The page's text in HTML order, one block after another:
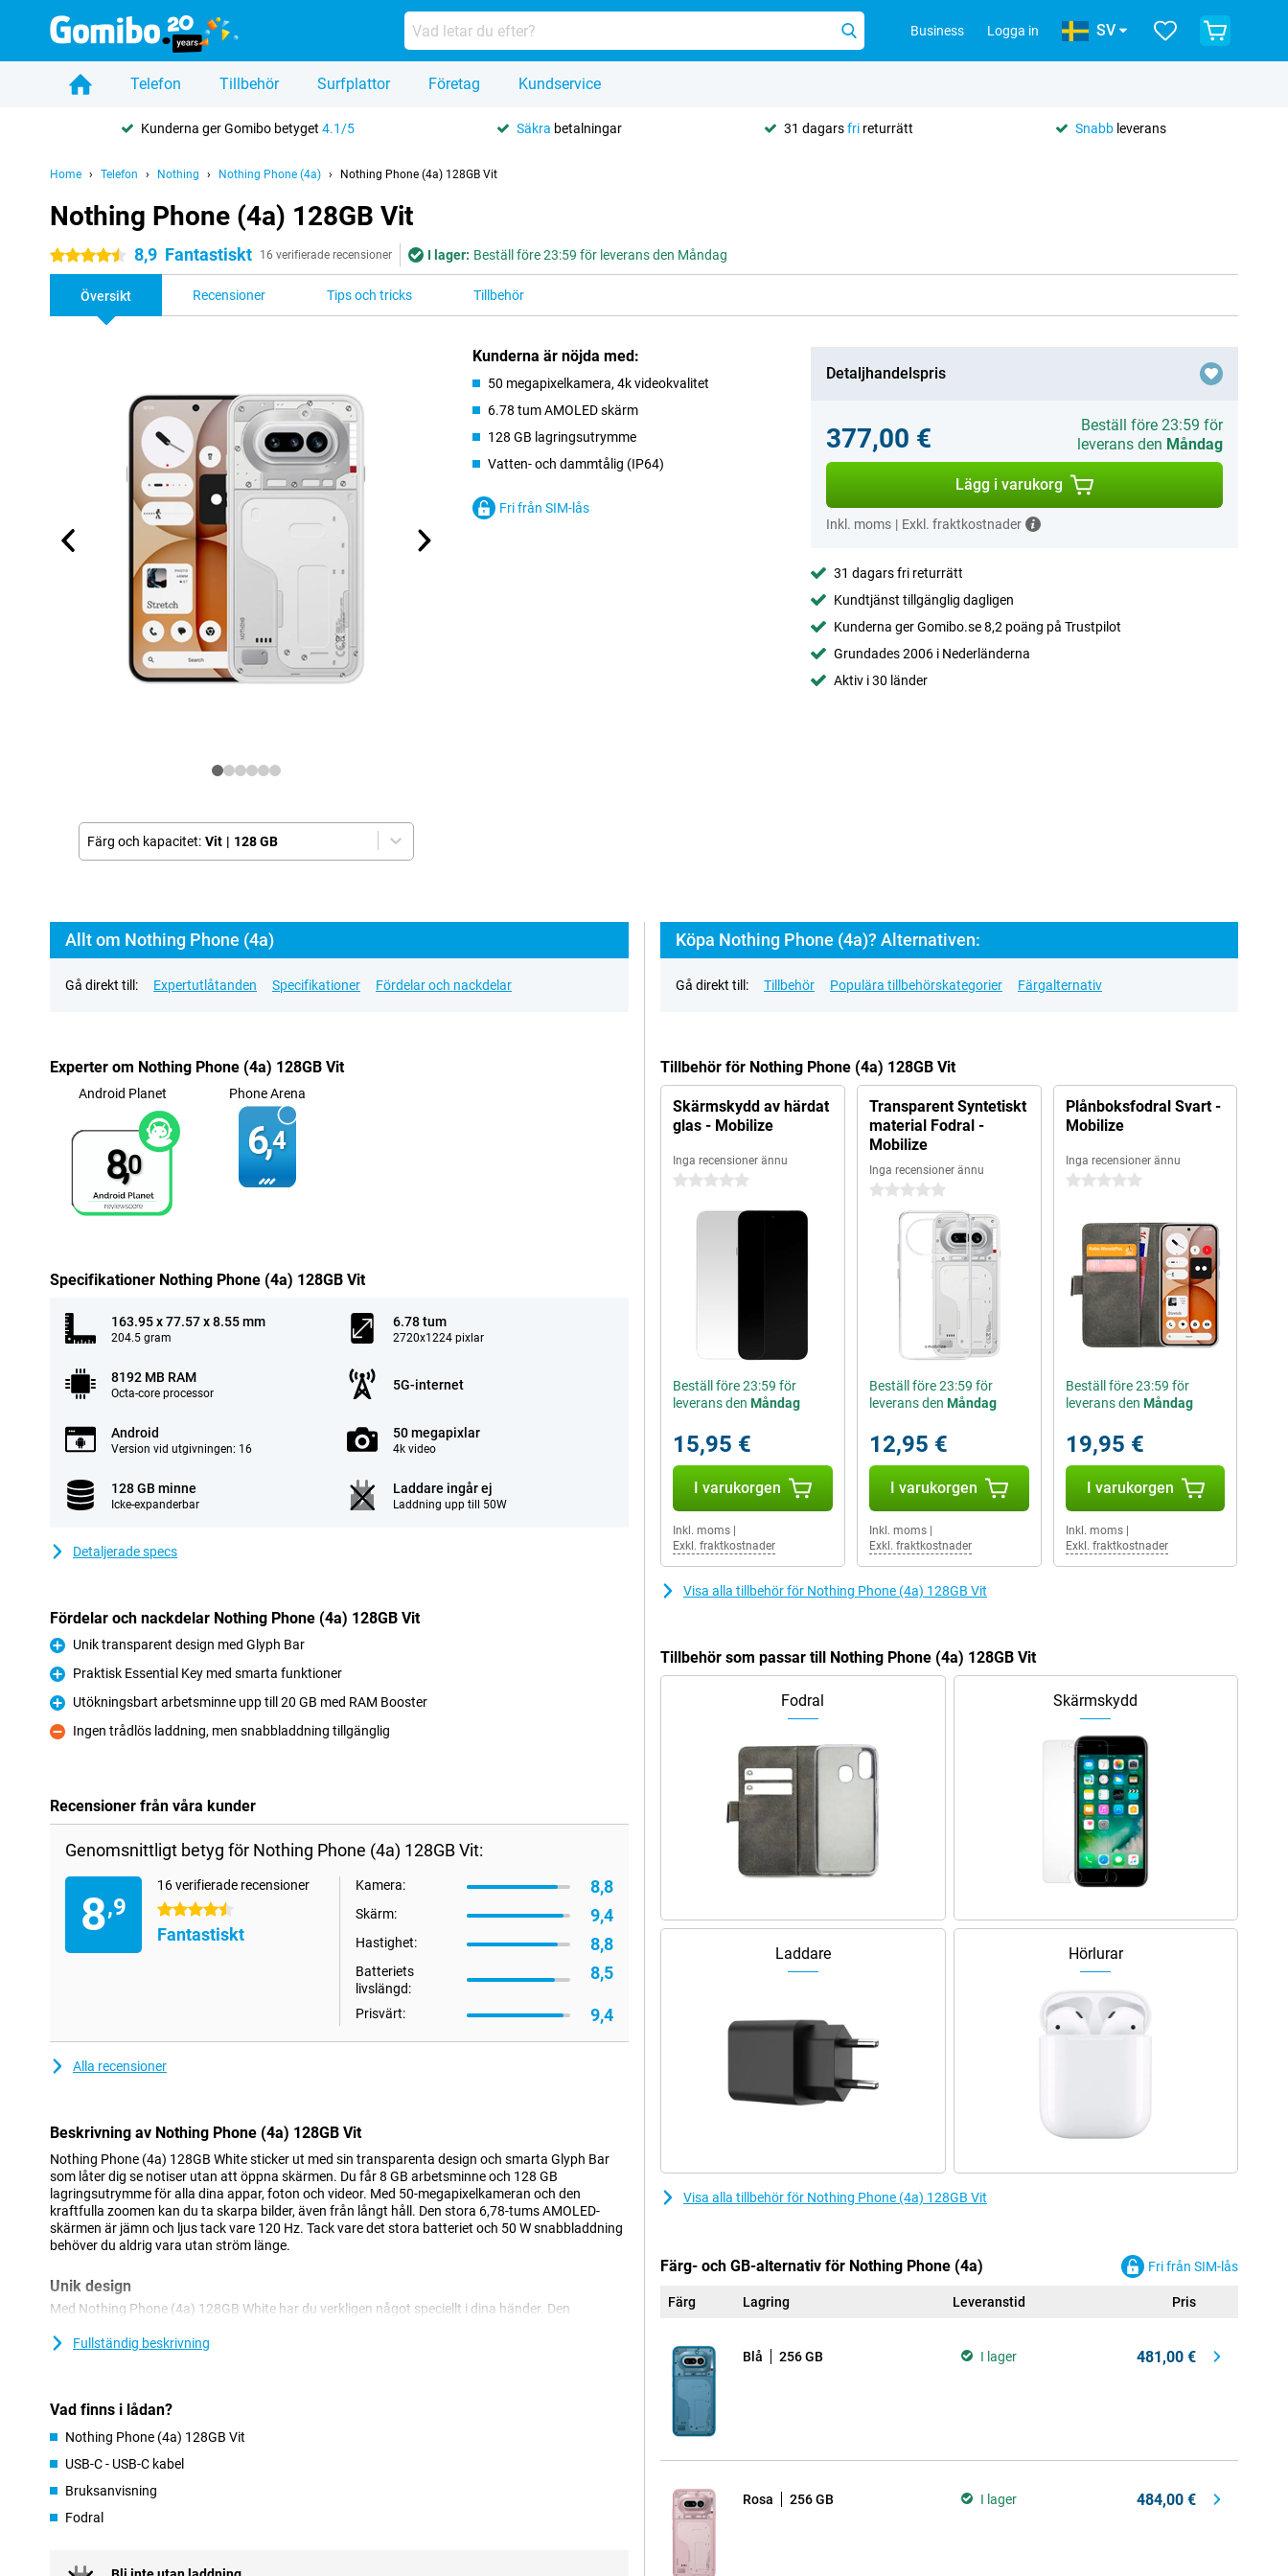
Business Logga in SV
Telefon Tillbehör Surfplattor Företag Kundservice
Kunderna ger Gomibo betyget 4.1/5 Säkra betalningar 31 dagarsfri returrätt Snabb leverans
Home Telefon Nothing Nothing Phone (4a) Nothing Phone (4a) 128GB Vit
Nothing Phone (4a) 128GB Vit
4.5 stjärnor 8,9 Fantastiskt 16 verifierade recensioner I lager: Beställ före 23:59 för leverans den Måndag
Översikt Recensioner Tips och tricks Tillbehör
Färg och kapacitet: Vit | 128 GB
Kunderna är nöjda med:
50 megapixelkamera, 4k videokvalitet
6.78 tum AMOLED skärm
128 GB lagringsutrymme
Vatten- och dammtålig (IP64)
Fri från SIM-lås
Detaljhandelspris
377,00 €
Beställ före 23:59 för
leverans den Måndag
Lägg i varukorg
Inkl. moms | Exkl. fraktkostnader
31 dagars fri returrätt
Kundtjänst tillgänglig dagligen
Kunderna ger Gomibo.se 8,2 poäng på Trustpilot
Grundades 2006 i Nederländerna
Aktiv i 30 länder
Allt om Nothing Phone (4a)
Gå direkt till: Expertutlåtanden Specifikationer Fördelar och nackdelar
Experter om Nothing Phone (4a) 128GB Vit
Android Planet
8,0
Phone Arena
6,4
Specifikationer Nothing Phone (4a) 128GB Vit
163.95 x 77.57 x 8.55 mm
204.5 gram
6.78 tum
2720x1224 pixlar
8192 MB RAM
Octa-core processor
5G-internet
Android
Version vid utgivningen: 16
50 megapixlar
4k video
128 GB minne
Icke-expanderbar
Laddare ingår ej
Laddning upp till 50W
Detaljerade specs
Fördelar och nackdelar Nothing Phone (4a) 128GB Vit
Fördelar
Unik transparent design med Glyph Bar
Fördelar
Praktisk Essential Key med smarta funktioner
Fördelar
Utökningsbart arbetsminne upp till 20 GB med RAM Booster
Nackdelar
Ingen trådlös laddning, men snabbladdning tillgänglig
Recensioner från våra kunder
Genomsnittligt betyg för Nothing Phone (4a) 128GB Vit:
8,9
16 verifierade recensioner
4.5 stjärnor
Fantastiskt
Kamera: 8,8
Skärm: 9,4
Hastighet: 8,8
Batteriets
livslängd:
8,5
Prisvärt: 9,4
Alla recensioner
Beskrivning av Nothing Phone (4a) 128GB Vit
Nothing Phone (4a) 128GB White sticker ut med sin transparenta design och smarta Glyph Bar
som låter dig se notiser utan att öppna skärmen. Du får 8 GB arbetsminne och 128 GB
lagringsutrymme för alla dina appar, foton och videor. Med 50-megapixelkameran och den
kraftfulla zoomen kan du ta skarpa bilder, även från långt håll. Den stora 6,78-tums AMOLED-
skärmen är jämn och ljus tack vare 120 Hz. Tack vare det stora batteriet och 50 W snabbladdning
behöver du aldrig vara utan ström länge.
Unik design
Med Nothing Phone (4a) 128GB White har du verkligen något speciellt i dina händer. Den
iögonfallande utseende. Det är just dessa synliga detaljer som ger enheten karaktär. Det här är
Glyph Bar
Den uppdaterade Glyph Bar på baksidan använder ljussignaler för att visa dig notiser. Du kan t.ex.
se när du får ett samtal utan att behöva slå på skärmen hela tiden. Det är praktiskt om du vill bli
tillgänglig och blir lugnare och mer organiserad under dagen.
Fullständig beskrivning
Vad finns i lådan?
Nothing Phone (4a) 128GB Vit
USB-C - USB-C kabel
Bruksanvisning
Fodral
Köpa Nothing Phone (4a)? Alternativen:
Gå direkt till: Tillbehör Populära tillbehörskategorier Färgalternativ
Tillbehör för Nothing Phone (4a) 128GB Vit
Skärmskydd av härdat
glas - Mobilize
Inga recensioner ännu
0 stjärnor
Beställ före 23:59 för
leverans den Måndag
15,95 €
I varukorgen
Inkl. moms
Exkl. fraktkostnader
Transparent Syntetiskt
material Fodral -
Mobilize
Inga recensioner ännu
0 stjärnor
Beställ före 23:59 för
leverans den Måndag
12,95 €
I varukorgen
Inkl. moms|
Exkl. fraktkostnader
Plånboksfodral Svart -
Mobilize
Inga recensioner ännu
0 stjärnor
Beställ före 23:59 för
leverans den Måndag
19,95 €
I varukorgen
Inkl. moms|
Exkl. fraktkostnader
Visa alla tillbehör för Nothing Phone (4a) 128GB Vit
Tillbehör som passar till Nothing Phone (4a) 128GB Vit
Fodral Skärmskydd
Laddare Hörlurar
Visa alla tillbehör för Nothing Phone (4a) 128GB Vit
Färg- och GB-alternativ för Nothing Phone (4a) Fri från SIM-lås
Färg Lagring Leveranstid Pris
Blå 256 GB I lager 481,00 €
Rosa 256 GB I lager 484,00 €